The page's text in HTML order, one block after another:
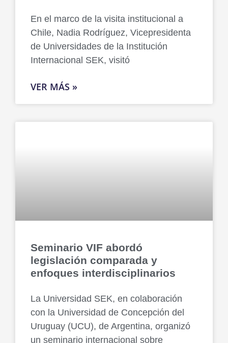
En el marco de la visita institucional a
Chile, Nadia Rodríguez, Vicepresidenta
de Universidades de la Institución
Internacional SEK, visitó
VER MÁS »
Seminario VIF abordó
legislación comparada y
enfoques interdisciplinarios
La Universidad SEK, en colaboración
con la Universidad de Concepción del
Uruguay (UCU), de Argentina, organizó
un seminario internacional sobre